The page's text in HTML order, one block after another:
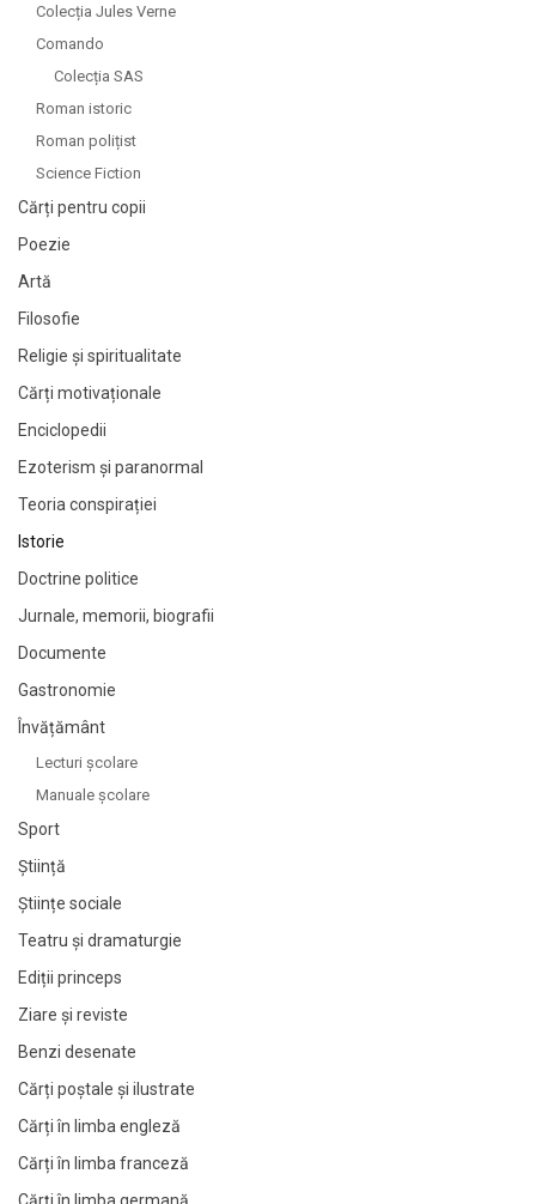
Colecția Jules Verne
Comando
Colecția SAS
Roman istoric
Roman polițist
Science Fiction
Cărți pentru copii
Poezie
Artă
Filosofie
Religie și spiritualitate
Cărți motivaționale
Enciclopedii
Ezoterism și paranormal
Teoria conspirației
Istorie
Doctrine politice
Jurnale, memorii, biografii
Documente
Gastronomie
Învățământ
Lecturi şcolare
Manuale şcolare
Sport
Știință
Științe sociale
Teatru și dramaturgie
Ediții princeps
Ziare şi reviste
Benzi desenate
Cărți poștale și ilustrate
Cărți în limba engleză
Cărți în limba franceză
Cărți în limba germană